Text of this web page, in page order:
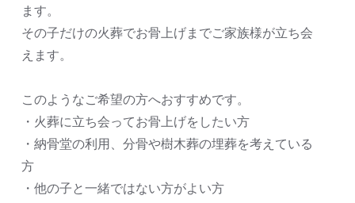
ます。
その子だけの火葬でお骨上げまでご家族様が立ち会
えます。
このようなご希望の方へおすすめです。
・火葬に立ち会ってお骨上げをしたい方
・納骨堂の利用、分骨や樹木葬の埋葬を考えている
方
・他の子と一緒ではない方がよい方